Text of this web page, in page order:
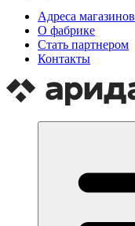
Адреса магазинов
О фабрике
Стать партнером
Контакты